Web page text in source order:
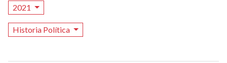
2021
Historia Política